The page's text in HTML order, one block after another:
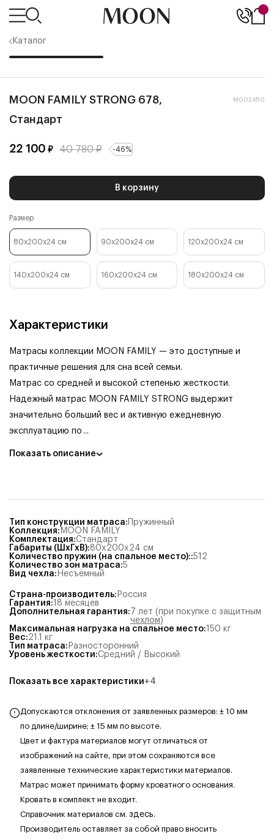
Каталог
MOON FAMILY STRONG 678,
Стандарт
М002450
22 100 ₽ 40 780₽ -46%
В корзину
Размер
80x200x24 см 90x200x24 см 120x200x24 см
140x200x24 см 160x200x24 см 180x200x24 см
Характеристики
Матрасы коллекции MOON FAMILY — это доступные и
практичные решения для сна всей семьи.
Матрас со средней и высокой степенью жесткости.
Надежный матрас MOON FAMILY STRONG выдержит
значительно больший вес и активную ежедневную
эксплуатацию по ...
Показать описание
Тип конструкции матраса: Пружинный
Коллекция: MOON FAMILY
Комплектация:Стандарт
Габариты (ШхГхВ):80x200x24 см
Количество пружин (на спальное место)::512
Количество зон матраса:5
Вид чехла: Несъёмный
Страна-производитель: Россия
Гарантия:18 месяцев
Дополнительная гарантия: 7 лет (при покупке с защитным
чехлом )
Максимальная нагрузка на спальное место:150 кг
Вес:21.1 кг
Тип матраса: Разносторонний
Уровень жесткости:Средний / Высокий
Показать все характеристики+4
Допускаются отклонения от заявленных размеров: ± 10 мм
по длине/ширине; ± 15 мм по высоте.
Цвет и фактура материалов могут отличаться от
изображений на сайте, при этом сохраняются все
заявленные технические характеристики материалов.
Матрас может принимать форму кроватного основания.
Кровать в комплект не входит.
Справочник материалов см. здесь.
Производитель оставляет за собой право вносить